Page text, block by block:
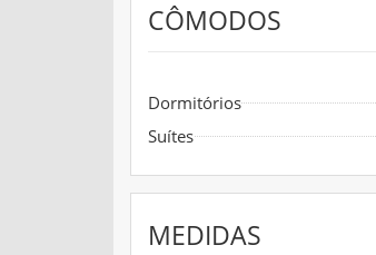
CÔMODOS
Dormitórios
Suítes
MEDIDAS